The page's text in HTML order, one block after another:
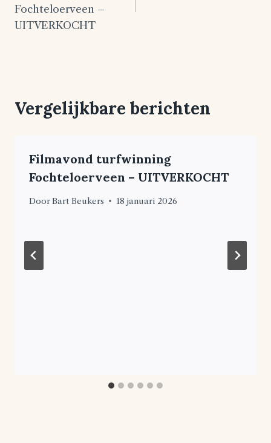
Fochteloerveen –
UITVERKOCHT
Vergelijkbare berichten
Filmavond turfwinning
Fochteloerveen – UITVERKOCHT
DoorBart Beukers 18 januari 2026